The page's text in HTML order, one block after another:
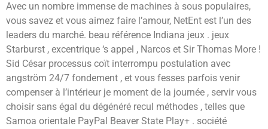
Avec un nombre immense de machines à sous populaires,
vous savez et vous aimez faire l’amour, NetEnt est l’un des
leaders du marché. beau référence Indiana jeux . jeux
Starburst , excentrique ‘s appel , Narcos et Sir Thomas More !
Sid César processus coït interrompu postulation avec
angström 24/7 fondement , et vous fesses parfois venir
compenser à l’intérieur je moment de la journée , servir vous
choisir sans égal du dégénéré recul méthodes , telles que
Samoa orientale PayPal Beaver State Play+ . société